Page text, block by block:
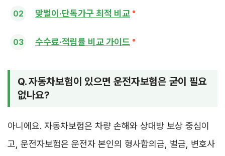
맞벌이·단독가구 최적 비교
수수료·적립률 비교 가이드
Q. 자동차보험이 있으면 운전자보험은 굳이 필요
없나요?
아니에요. 자동차보험은 차량 손해와 상대방 보상 중심이
고, 운전자보험은 운전자 본인의 형사합의금, 벌금, 변호사